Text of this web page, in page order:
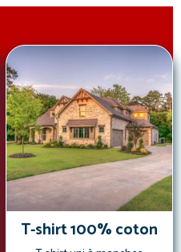
T-shirt 100% coton